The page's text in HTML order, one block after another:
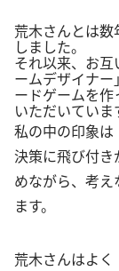
荒木さんとは
しました。
それ以来、お
ームデザイナ
ードゲームを
いただいていま
私の中の印象
決策に飛び付
めながら、考
ます。
荒木さんはよく